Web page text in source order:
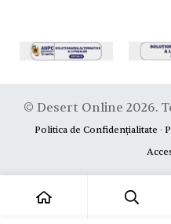
© Desert Online 2026.
Politica de Confidențialitate ·